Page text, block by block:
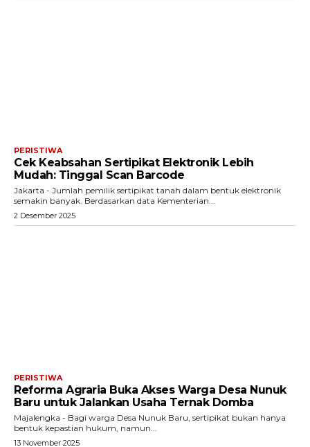
PERISTIWA
Cek Keabsahan Sertipikat Elektronik Lebih
Mudah: Tinggal Scan Barcode
Jakarta - Jumlah pemilik sertipikat tanah dalam bentuk elektronik
semakin banyak. Berdasarkan data Kementerian...
2 Desember 2025
PERISTIWA
Reforma Agraria Buka Akses Warga Desa Nunuk
Baru untuk Jalankan Usaha Ternak Domba
Majalengka - Bagi warga Desa Nunuk Baru, sertipikat bukan hanya
bentuk kepastian hukum, namun...
13 November 2025